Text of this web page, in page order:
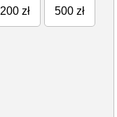
200 zł 500 zł